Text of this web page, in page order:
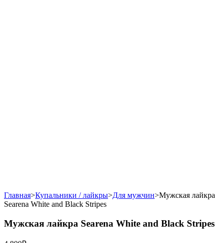
Главная>Купальники / лайкры>Для мужчин>Мужская лайкра
Searena White and Black Stripes
Мужская лайкра Searena White and Black Stripes